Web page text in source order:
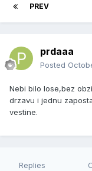
PREV
prdaaa
Posted
Nebi bilo lose,bez
drzavu i jednu
vestine.
Replies